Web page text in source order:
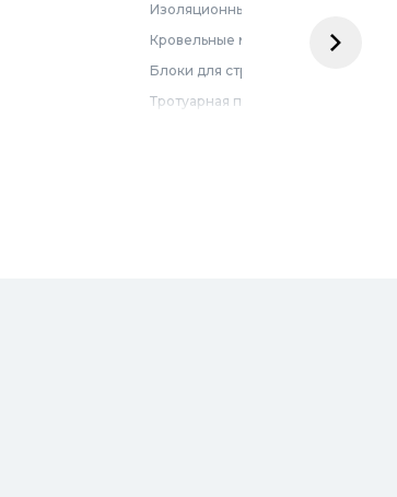
Изоляционные материалы
Кровельные материалы
Блоки для строительства
Тротуарная плитка